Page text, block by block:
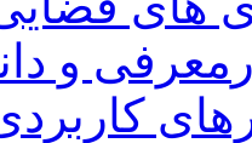
معرفی و